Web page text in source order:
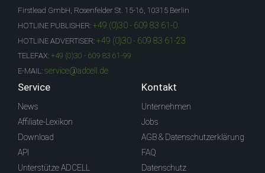
Firstlead GmbH, Rosenfelder St. 15-16, 10315 Berlin
HOTLINE PUBLISHER: +49 (0)30 - 609 83 61-0
HOTLINE ADVERTISER: +49 (0)30 - 609 83 61-23
TELEFAX: +49 (0)30 - 609 83 61-99
E-MAIL: service@adcell.de
Service
News
Affiliate-Lexikon
Download
API
Unterstütze ADCELL
Kontakt
Unternehmen
Jobs
AGB & Datenschutzerklärung
FAQ
Datenschutz